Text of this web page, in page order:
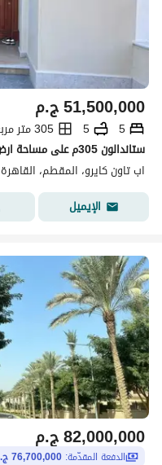
ج.م51,500,000
5
5
305 متر مربع
اب تاون كايرو، المقطم، القاهرة
الإيميل
ج.م82,000,000
الدفعة المقدّمة: 76,700,000 ج.م